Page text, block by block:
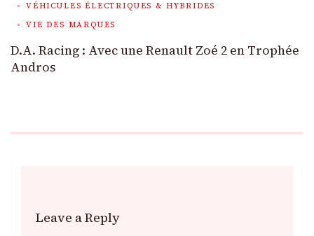
VÉHICULES ÉLECTRIQUES & HYBRIDES
VIE DES MARQUES
D.A. Racing : Avec une Renault Zoé 2 en Trophée
Andros
Leave a Reply